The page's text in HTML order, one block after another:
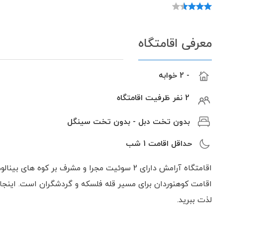
معرفی اقامتگاه
- 2 خوابه
2 نفر ظرفیت اقامتگاه
بدون تخت دبل - بدون تخت سینگل
حداقل اقامت 1 شب
اقامتگاه آرامش دارای 2 سوئیت مجرا و مشرف بر
اقامت کوهنوردان برای مسیر قله فلسکه و گردشگران است.
لذت ببرید.